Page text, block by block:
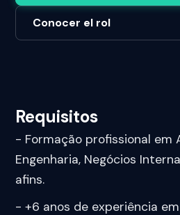
Conocer el rol
Requisitos
- Formação profissional em
Engenharia, Negócios
afins.
- +6 anos de experiência